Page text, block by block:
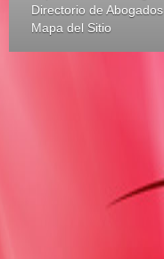
Directorio de Abogados
Mapa del Sitio